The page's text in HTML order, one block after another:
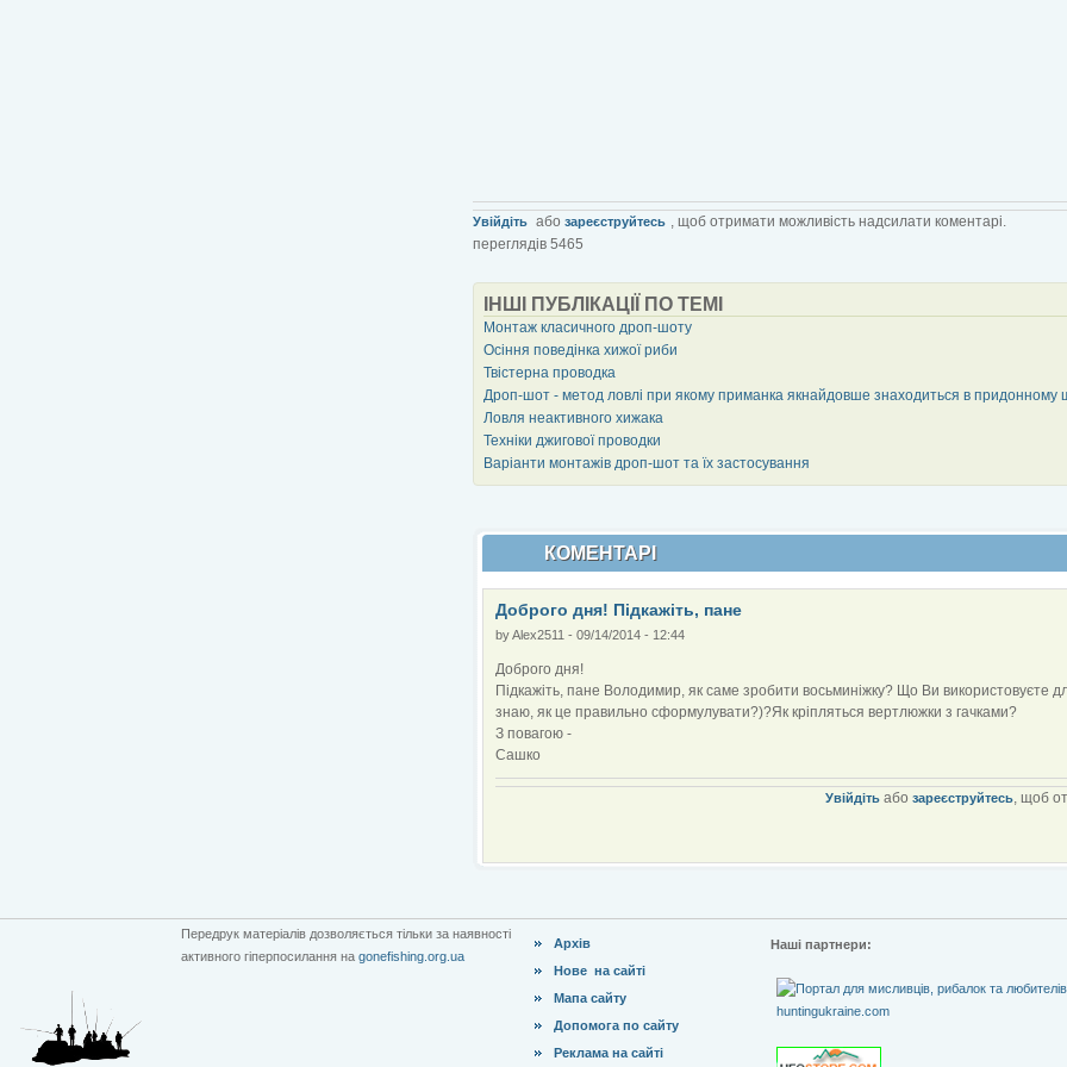
Увійдіть або зареєструйтесь , щоб отримати можливість надсилати коментарі.
переглядів 5465
ІНШІ ПУБЛІКАЦІЇ ПО ТЕМІ
Монтаж класичного дроп-шоту
Осіння поведінка хижої риби
Твістерна проводка
Дроп-шот - метод ловлі при якому приманка якнайдовше знаходиться в придонному
Ловля неактивного хижака
Техніки джигової проводки
Варіанти монтажів дроп-шот та їх застосування
КОМЕНТАРІ
Доброго дня! Підкажіть, пане
byAlex2511 - 09/14/2014 - 12:44
Доброго дня!
Підкажіть, пане Володимир, як саме зробити восьминіжку? Що Ви використовуєте
знаю, як це правильно сформулувати?)?Як кріпляться вертлюжки з гачками?
З повагою -
Сашко
Увійдіть або зареєструйтесь, щоб
Передрук матеріалів дозволяється тільки за наявності
активного гіперпосилання на gonefishing.org.ua
Архів
Нове на сайті
Мапа сайту
Допомога по сайту
Реклама на сайті
Наші партнери: